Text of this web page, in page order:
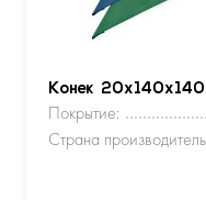
Конек
Покрытие:
Страна